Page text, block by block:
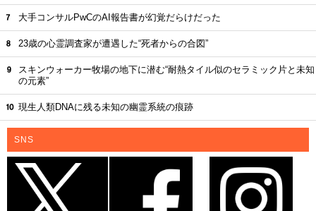
大手コンサルPwCのAI報告書が幻覚だらけだった
23歳の心霊調査家が遭遇した“死者からの合図”
スキンウォーカー牧場の地下に潜む“耐熱タイル似のセラミック片と未知
の元素”
現生人類DNAに残る未知の幽霊系統の痕跡
SNS